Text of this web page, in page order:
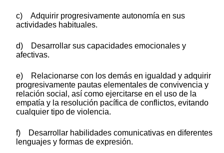
c) Adquirir progresivamente autonomía en sus
actividades habituales.
d) Desarrollar sus capacidades emocionales y
afectivas.
e) Relacionarse con los demás en igualdad y adquirir
progresivamente pautas elementales de convivencia y
relación social, así como ejercitarse en el uso de la
empatía y la resolución pacífica de conflictos, evitando
cualquier tipo de violencia.
f) Desarrollar habilidades comunicativas en diferentes
lenguajes y formas de expresión.